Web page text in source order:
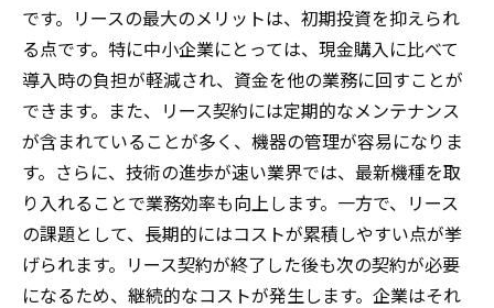
です。リースの最大のメリットは、初期投資を抑えられ
る点です。特に中小企業にとっては、現金購入に比べて
導入時の負担が軽減され、資金を他の業務に回すことが
できます。また、リース契約には定期的なメンテナンス
が含まれていることが多く、機器の管理が容易になりま
す。さらに、技術の進歩が速い業界では、最新機種を取
り入れることで業務効率も向上します。一方で、リース
の課題として、長期的にはコストが累積しやすい点が挙
げられます。リース契約が終了した後も次の契約が必要
になるため、継続的なコストが発生します。企業はそれ